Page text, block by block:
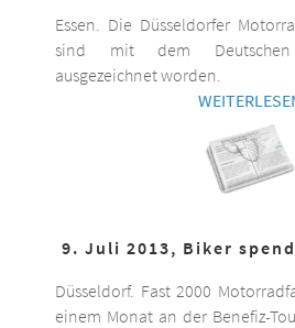
Essen. Die Düsseldorfer
sind mit dem Deutschen
ausgezeichnet worden.
9. Juli 2013, Biker
Düsseldorf. Fast 2000
einem Monat an der Benefiz-